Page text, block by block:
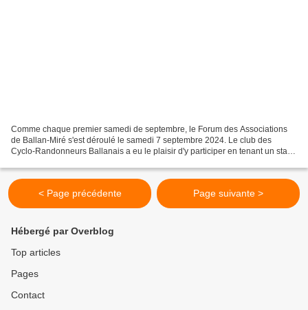
Comme chaque premier samedi de septembre, le Forum des Associations
de Ballan-Miré s'est déroulé le samedi 7 septembre 2024. Le club des
Cyclo-Randonneurs Ballanais a eu le plaisir d'y participer en tenant un stand
< Page précédente Page suivante >
Hébergé par Overblog
Top articles
Pages
Contact